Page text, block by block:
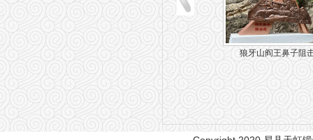
【成吉思汗陵】双面铜 狼牙山阎王鼻子阻